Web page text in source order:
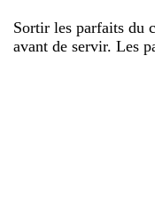
Sortir les parfaits du
avant de servir. Les